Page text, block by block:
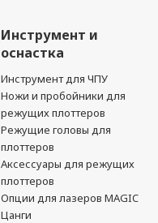
Инструмент и
оснастка
Инструмент для ЧПУ
Ножи и пробойники для
режущих плоттеров
Режущие головы для
плоттеров
Аксессуары для режущих
плоттеров
Опции для лазеров MAGIC
Цанги